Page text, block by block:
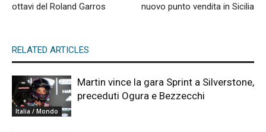
ottavi del Roland Garros
nuovo punto vendita in Sicilia
RELATED ARTICLES
Italia / Mondo
Martin vince la gara Sprint a Silverstone,
preceduti Ogura e Bezzecchi